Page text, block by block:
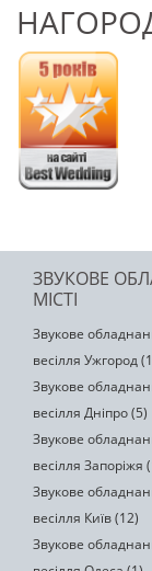
ЗВУКОВЕ
МІСТІ
Звукове
весілля Ужгород
Звукове
весілля Дніпро (5)
Звукове
весілля Запоріжя
Звукове
весілля Київ (12)
Звукове